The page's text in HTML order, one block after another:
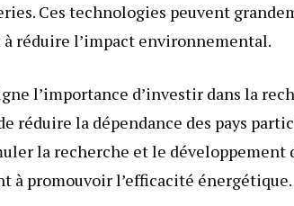
Ces technologies peuvent
réduire l’impact environnemental.
l’importance d’investir dans la
réduire la dépendance des pays
la recherche et le développement
à promouvoir l’efficacité énergétique.